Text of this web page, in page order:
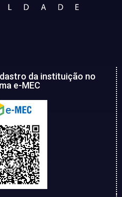
da instituição no
e-MEC